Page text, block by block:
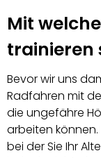
Mit
trainieren
Bevor wir uns
Radfahren mit
die ungefähre
arbeiten
bei der Sie Ihr